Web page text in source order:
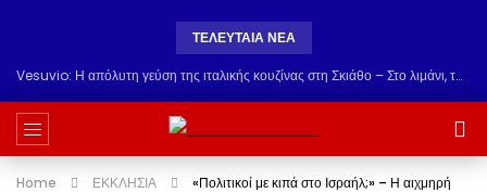
ΤΕΛΕΥΤΑΊΑ ΝΈΑ
Vesuvio: Η απόλυτη γεύση της ιταλικής κουζίνας στη Σκιάθο – Στο λιμάνι, τώρα & στην Αγία Παρασκευή!
Home ΕΚΚΛΗΣΙΑ
«Πολιτικοί με κιπά στο Ισραήλ;» – Η αιχμηρή